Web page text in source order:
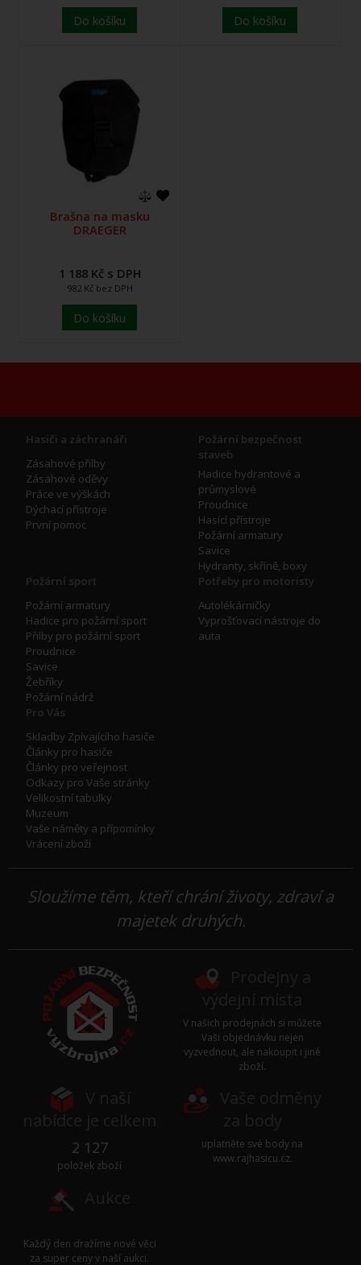
Do košíku Do košíku
Brašna na masku
DRAEGER
1 188 Kč s DPH
982 Kč bez DPH
Do košíku
Hasiči a záchranáři
Zásahové přilby
Zásahové oděvy
Práce ve výškách
Dýchací přístroje
První pomoc
Požární bezpečnost
staveb
Hadice hydrantové a
průmyslové
Proudnice
Hasící přístroje
Požární armatury
Savice
Hydranty, skříně, boxy
Požární sport
Požární armatury
Hadice pro požární sport
Přilby pro požární sport
Proudnice
Savice
Žebříky
Požární nádrž
Potřeby pro motoristy
Autolékárničky
Vyprošťovací nástroje do
auta
Pro Vás
Skladby Zpívajícího hasiče
Články pro hasiče
Články pro veřejnost
Odkazy pro Vaše stránky
Velikostní tabulky
Muzeum
Vaše náměty a přípomínky
Vrácení zboží
Sloužíme těm, kteří chrání životy, zdraví a
majetek druhých.
V našich prodejnách si můžete
Vaši objednávku nejen
vyzvednout, ale nakoupit i jiné
zboží.
2 127
položek zboží
uplatněte své body na
www.rajhasicu.cz.
Každý den dražíme nové věci
za super ceny v naší aukci.